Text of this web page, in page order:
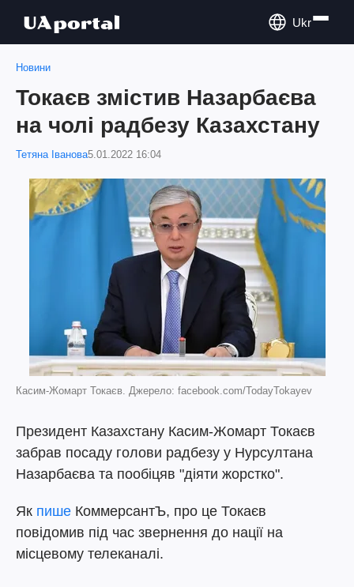
Ukr
Новини
Токаєв змістив Назарбаєва
на чолі радбезу Казахстану
Тетяна Іванова5.01.2022 16:04
Касим-Жомарт Токаєв. Джерело: facebook.com/TodayTokayev
Президент Казахстану Касим-Жомарт Токаєв
забрав посаду голови радбезу у Нурсултана
Назарбаєва та пообіцяв "діяти жорстко".
Як пише КоммерсантЪ, про це Токаєв
повідомив під час звернення до нації на
місцевому телеканалі.